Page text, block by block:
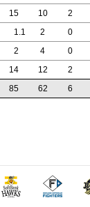
15 10 2
1.1 2 0
2 4 0
14 12 2
85 62 6